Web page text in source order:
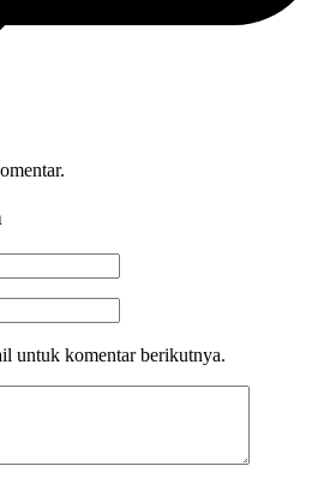
untuk komentar berikutnya.